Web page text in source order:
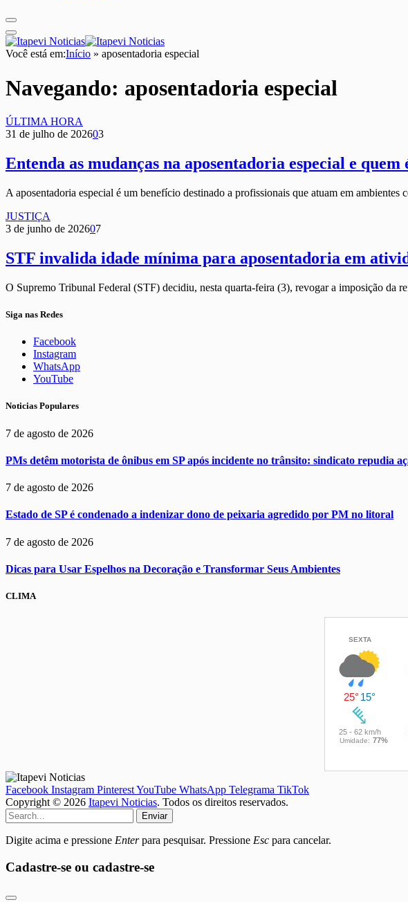
Você está em:Início » aposentadoria especial
Navegando: aposentadoria especial
ÚLTIMA HORA
31 de julho de 202603
Entenda as mudanças na aposentadoria especial e quem
A aposentadoria especial é um benefício destinado a profissionais que atuam em
JUSTIÇA
3 de junho de 202607
STF invalida idade mínima para aposentadoria em
O Supremo Tribunal Federal (STF) decidiu, nesta quarta-feira (3), revogar a imposição da
Siga nas Redes
Facebook
Instagram
WhatsApp
YouTube
Noticias Populares
7 de agosto de 2026
PMs detêm motorista de ônibus em SP após incidente no trânsito: sindicato repudia
7 de agosto de 2026
Estado de SP é condenado a indenizar dono de peixaria agredido por PM no litoral
7 de agosto de 2026
Dicas para Usar Espelhos na Decoração e Transformar Seus Ambientes
CLIMA
Facebook Instagram PinterestYouTube WhatsApp Telegrama TikTok
Copyright © 2026 Itapevi Noticias. Todos os direitos reservados.
Enviar
Digite acima e pressione Enterpara pesquisar. Pressione Esc para cancelar.
Cadastre-se ou cadastre-se